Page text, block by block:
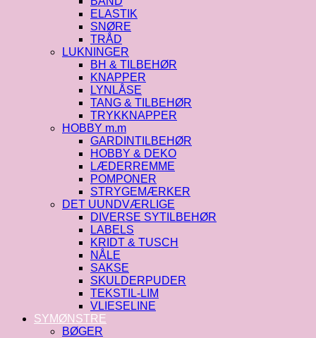
ELASTIK
SNØRE
TRÅD
LUKNINGER
BH & TILBEHØR
KNAPPER
LYNLÅSE
TANG & TILBEHØR
TRYKKNAPPER
HOBBY m.m
GARDINTILBEHØR
HOBBY & DEKO
LÆDERREMME
POMPONER
STRYGEMÆRKER
DET UUNDVÆRLIGE
DIVERSE SYTILBEHØR
LABELS
KRIDT & TUSCH
NÅLE
SAKSE
SKULDERPUDER
TEKSTIL-LIM
VLIESELINE
SYMØNSTRE
BØGER